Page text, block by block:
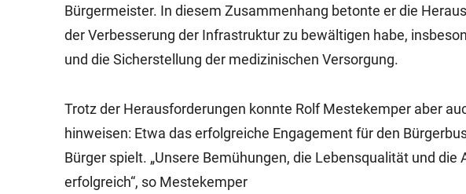
Bürgermeister. In diesem Zusammenhang betonte er die
der Verbesserung der Infrastruktur zu bewältigen habe,
und die Sicherstellung der medizinischen Versorgung.
Trotz der Herausforderungen konnte Rolf Mestekemper aber
hinweisen: Etwa das erfolgreiche Engagement für den
Bürger spielt. „Unsere Bemühungen, die Lebensqualität und
erfolgreich“, so Mestekemper